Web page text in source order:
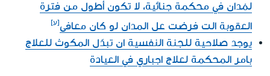
لمُدان في محكمة جنائية، لا تكون أطول من فترة
العقوبة الت فرضت عل المدان لو كان معافى
يوجد صلاحية للجنة النفسية ان تبدّل المكوث للعلاج
بامر المحكمة لعلاج اجباري في العيادة